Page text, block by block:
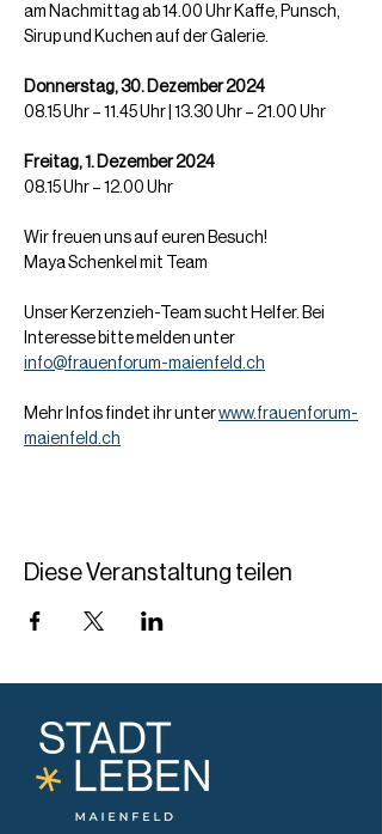
am Nachmittag ab 14.00 Uhr Kaffe, Punsch,
Sirup und Kuchen auf der Galerie.
Donnerstag, 30. Dezember 2024
08.15 Uhr – 11.45 Uhr | 13.30 Uhr – 21.00 Uhr
Freitag, 1. Dezember 2024
08.15 Uhr – 12.00 Uhr
Wir freuen uns auf euren Besuch!
Maya Schenkel mit Team
Unser Kerzenzieh-Team sucht Helfer. Bei
Interesse bitte melden unter
info@frauenforum-maienfeld.ch
Mehr Infos findet ihr unter www.frauenforum-
maienfeld.ch
Diese Veranstaltung teilen